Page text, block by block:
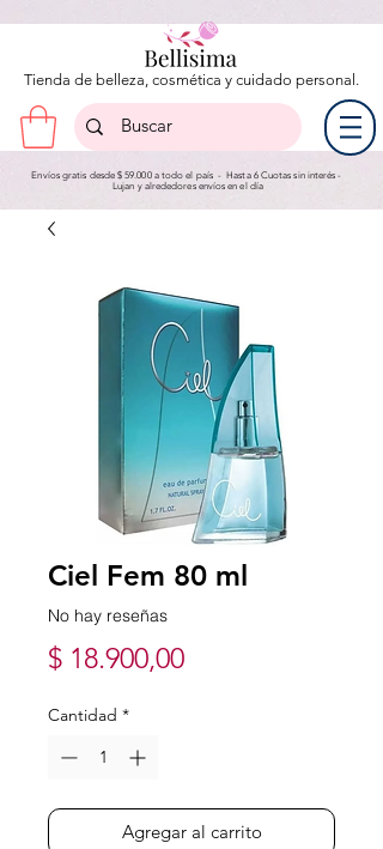
Tienda de belleza, cosmética y cuidado personal.
Envíos gratis desde $ 59.000 a todo el país - Hasta 6 Cuotas sin interés -
Lujan y alrededores envíos en el día
Ciel Fem 80 ml
No hay reseñas
$ 18.900,00Precio
Cantidad *
Agregar al carrito